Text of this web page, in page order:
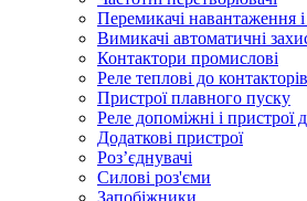
Перемикачі навантаження
Вимикачі автоматичні
Контактори промислові
Реле теплові до контакторів
Пристрої плавного пуску
Реле допоміжні і пристрої
Додаткові пристрої
Роз’єднувачі
Силові роз'єми
Запобіжники